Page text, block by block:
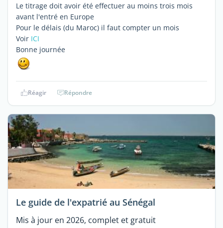
Le titrage doit avoir été effectuer au moins trois mois
avant l'entré en Europe
Pour le délais (du Maroc) il faut compter un mois
Voir ICI
Bonne journée
Réagir Répondre
Le guide de l'expatrié au Sénégal
Mis à jour en 2026, complet et gratuit